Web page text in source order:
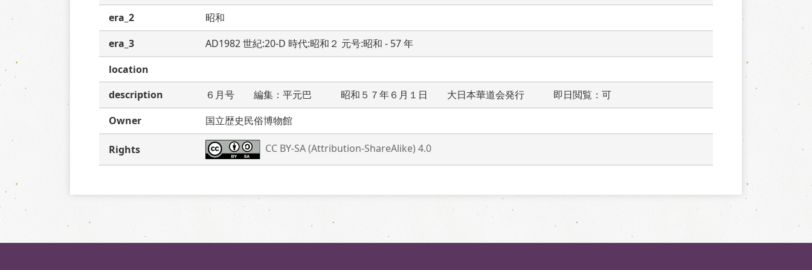
era_2
昭和
era_3
AD1982 世紀:20-D 時代:昭和２ 元号:昭和 - 57 年
location
description
６月号　　編集：平元巴　　　昭和５７年６月１日　　大日本華道会発行　　　即日閲覧：可
Owner
国立歴史民俗博物館
Rights CC BY-SA (Attribution-ShareAlike) 4.0